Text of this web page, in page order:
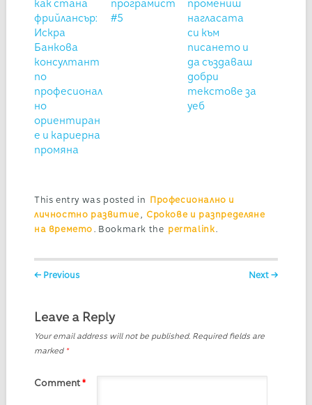
как стана
фрийлансър:
Искра
Банкова
консултант
по
професионал
но
ориентиран
е и кариерна
промяна
програмист
#5
промениш
нагласата
си към
писането и
да създаваш
добри
текстове за
уеб
This entry was posted in Професионално и
личностно развитие , Срокове и разпределяне
на времето . Bookmark the permalink .
Post navigation
← Previous Next →
Leave a Reply
Your email address will not be published. Required fields are
marked *
Comment*